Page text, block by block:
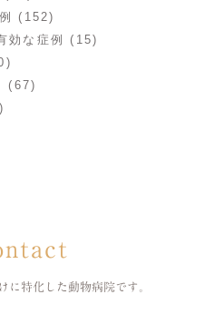
(152)
効な症例 (15)
(67)
に特化した 動物病院です。